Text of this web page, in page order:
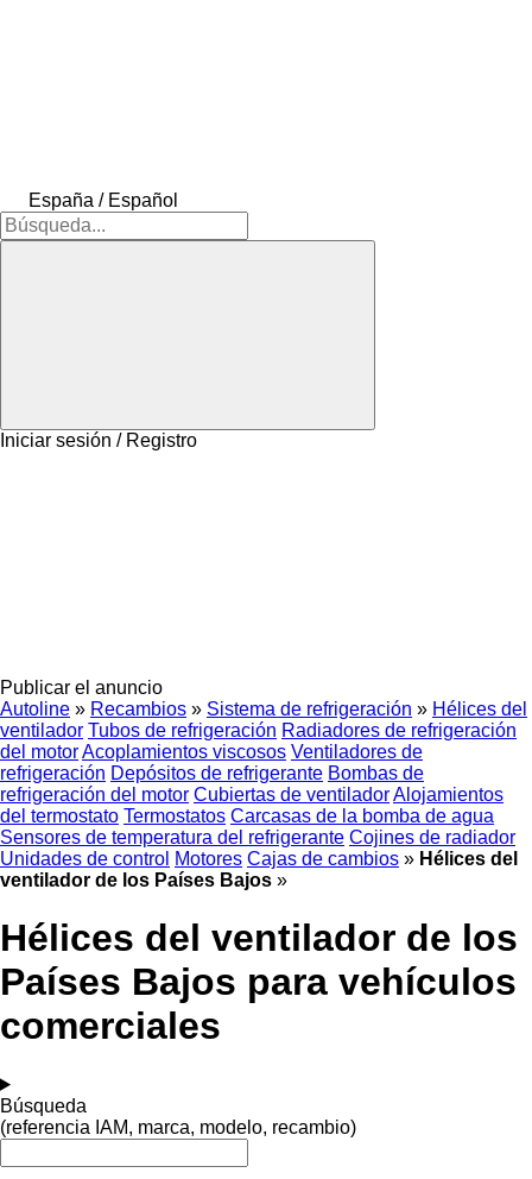
España / Español
Iniciar sesión / Registro
Publicar el anuncio
Autoline » Recambios » Sistema de refrigeración » Hélices del
ventilador Tubos de refrigeración Radiadores de refrigeración
del motorAcoplamientos viscosos Ventiladores de
refrigeración Depósitos de refrigerante Bombas de
refrigeración del motor Cubiertas de ventiladorAlojamientos
del termostato Termostatos Carcasas de la bomba de agua
Sensores de temperatura del refrigerante Cojines de radiador
Unidades de control Motores Cajas de cambios » Hélices del
ventilador de los Países Bajos »
Hélices del ventilador de los
Países Bajos para vehículos
comerciales
Búsqueda
(referencia IAM, marca, modelo, recambio)